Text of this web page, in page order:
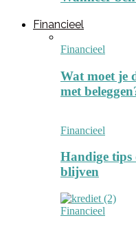
Financieel
Financieel
Wat moet je
met
Financieel
Handige tips
blijven
Financieel